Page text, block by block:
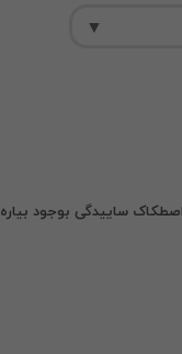
ساییدگی بوجود بیاره